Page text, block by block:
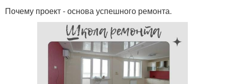
Почему проект - основа успешного ремонта.